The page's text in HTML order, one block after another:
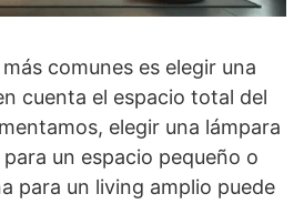
comunes es elegir una
cuenta el espacio total del
elegir una lámpara
un espacio pequeño o
para un living amplio puede